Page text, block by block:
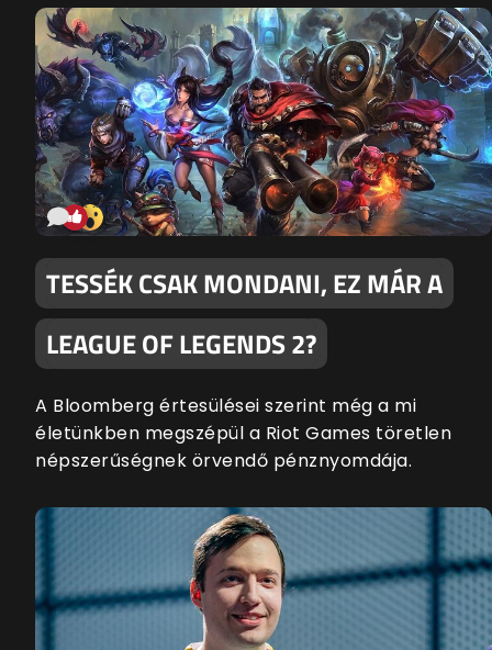
TESSÉK CSAK MONDANI, EZ MÁR A
LEAGUE OF LEGENDS 2?
A Bloomberg értesülései szerint még a mi
életünkben megszépül a Riot Games töretlen
népszerűségnek örvendő pénznyomdája.